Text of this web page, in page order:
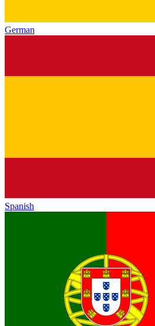
German
Spanish